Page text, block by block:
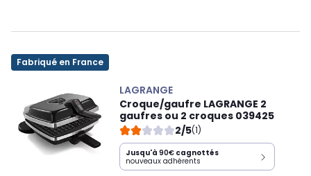
Fabriqué en France
LAGRANGE
Croque/gaufre LAGRANGE 2
gaufres ou 2 croques 039425
2/5(1)
Jusqu'à 90€ cagnottés
nouveaux adhérents